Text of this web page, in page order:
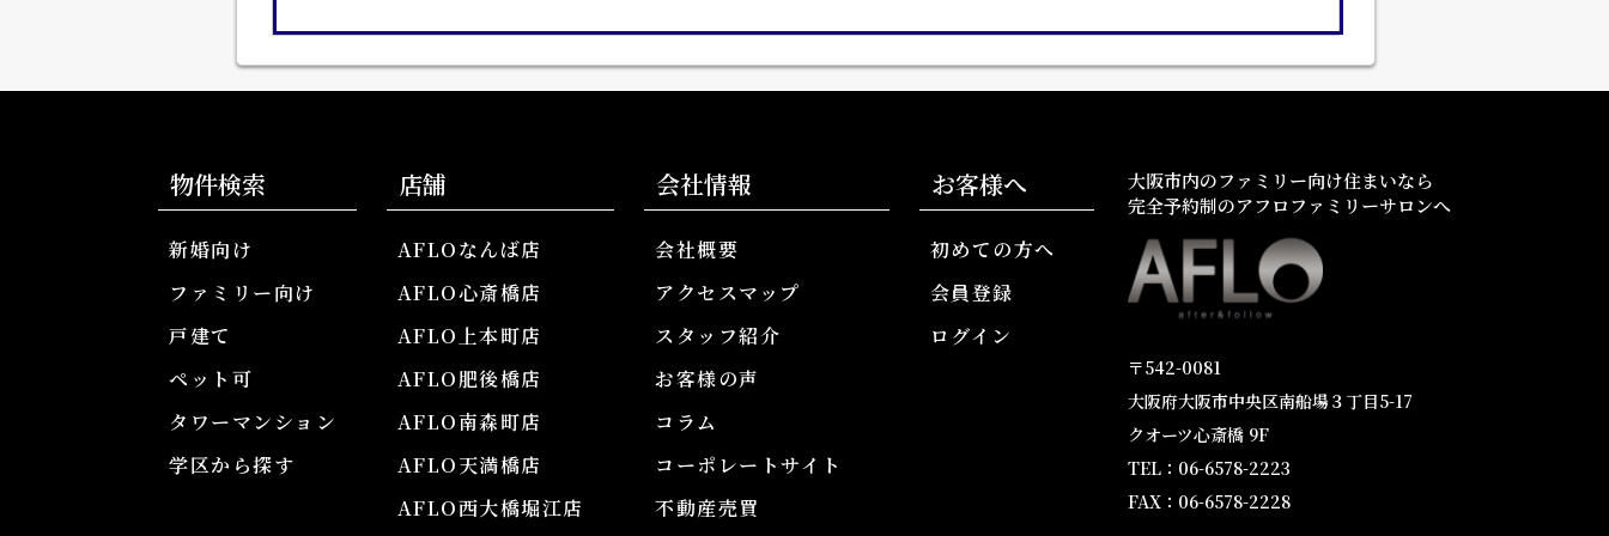
物件検索
新婚向け
ファミリー向け
戸建て
ペット可
タワーマンション
学区から探す
店舗
AFLOなんば店
AFLO心斎橋店
AFLO上本町店
AFLO肥後橋店
AFLO南森町店
AFLO天満橋店
AFLO西大橋堀江店
会社情報
会社概要
アクセスマップ
スタッフ紹介
お客様の声
コラム
コーポレートサイト
不動産売買
お客様へ
初めての方へ
会員登録
ログイン
大阪市内のファミリー向け住まいなら
完全予約制のアフロファミリーサロンへ
〒542-0081
大阪府大阪市中央区南船場３丁目5-17
クオーツ心斎橋 9F
TEL：06-6578-2223
FAX：06-6578-2228